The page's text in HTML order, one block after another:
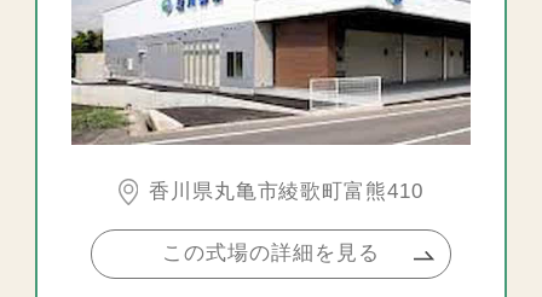
香川県丸亀市綾歌町富熊410
この式場の詳細を見る